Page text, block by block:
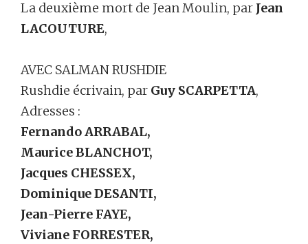
La deuxième mort de Jean Moulin, par Jean
LACOUTURE,
AVEC SALMAN RUSHDIE
Rushdie écrivain, par Guy SCARPETTA,
Adresses :
Fernando ARRABAL,
Maurice BLANCHOT,
Jacques CHESSEX,
Dominique DESANTI,
Jean-Pierre FAYE,
Viviane FORRESTER,